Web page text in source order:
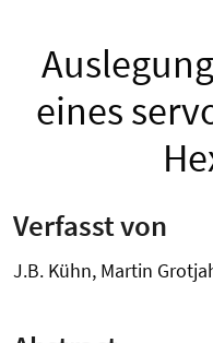
eines
Verfasst von
J.B. Kühn, Martin